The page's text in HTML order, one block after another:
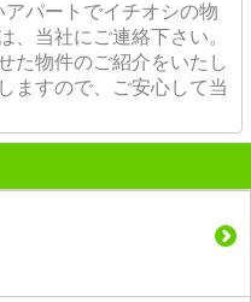
パートでイチオシの物
、当社にご連絡下さい。
た物件のご紹介をいたし
ますので、ご安心して当